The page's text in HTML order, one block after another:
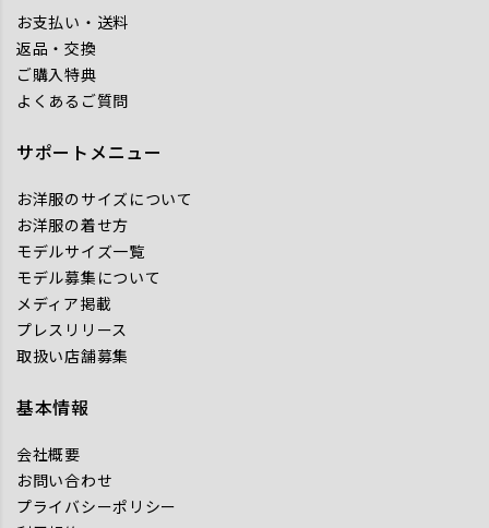
お支払い・送料
返品・交換
ご購入特典
よくあるご質問
サポートメニュー
お洋服のサイズについて
お洋服の着せ方
モデルサイズ一覧
モデル募集について
メディア掲載
プレスリリース
取扱い店舗募集
基本情報
会社概要
お問い合わせ
プライバシーポリシー